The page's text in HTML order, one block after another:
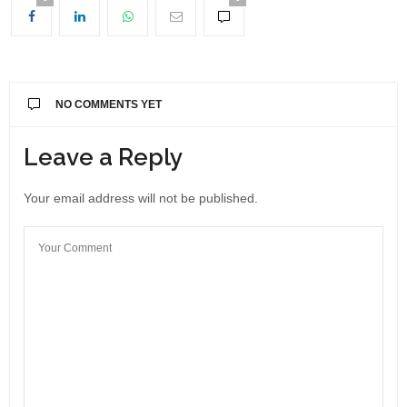
NO COMMENTS YET
Leave a Reply
Your email address will not be published.